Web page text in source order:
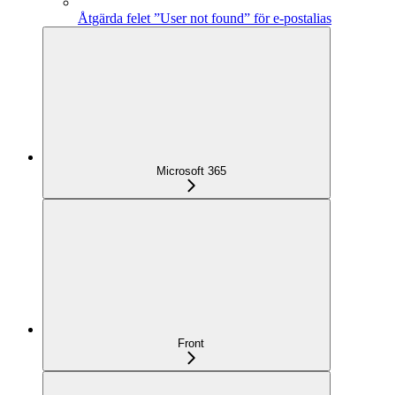
Åtgärda felet ”User not found” för e-postalias
Microsoft 365
Front